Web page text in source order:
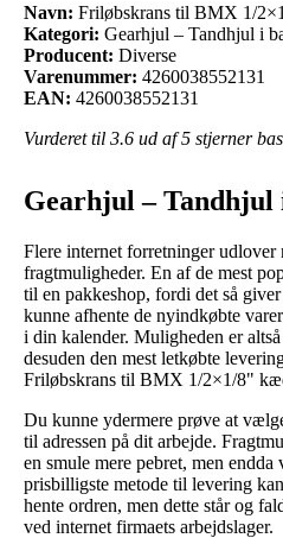
Navn: Friløbskrans til BMX 1/
Kategori: Gearhjul – Tandhjul i
Producent: Diverse
Varenummer: 4260038552131
EAN: 4260038552131
Vurderet til 3.6 ud af 5 stjerner
Gearhjul – Tandhjul
Flere internet forretninger udlover
fragtmuligheder. En af de mest
til en pakkeshop, fordi det så
kunne afhente de nyindkøbte
i din kalender. Muligheden er
desuden den mest letkøbte
Friløbskrans til BMX 1/2×1/8"
Du kunne ydermere prøve at
til adressen på dit arbejde.
en smule mere pebret, men
prisbilligste metode til levering
hente ordren, men dette står og
ved internet firmaets arbejdslager.